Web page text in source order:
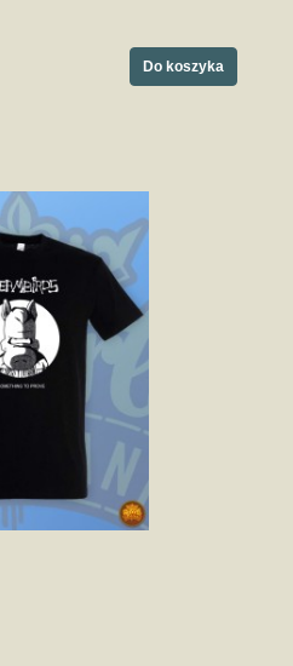
Do koszyka